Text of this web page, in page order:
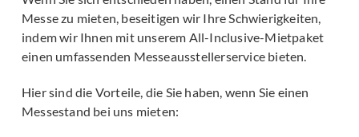
Messe zu mieten, beseitigen wir Ihre Schwierigkeiten,
indem wir Ihnen mit unserem All-Inclusive-Mietpaket
einen umfassenden Messeausstellerservice bieten.
Hier sind die Vorteile, die Sie haben, wenn Sie einen
Messestand bei uns mieten: